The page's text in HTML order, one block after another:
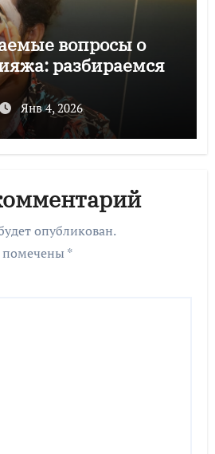
вопросы о
разбираемся
Янв 4, 2026
опубликован.
помечены *